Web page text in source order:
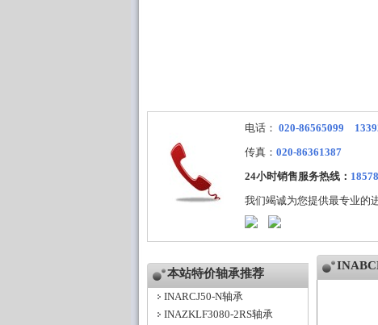
电话： 020-86565099
传真： 020-86361387
24小时销售服务热线：
我们竭诚为您提供最专业的
本站特价轴承推荐
INARCJ50-N轴承
INAZKLF3080-2RS轴承